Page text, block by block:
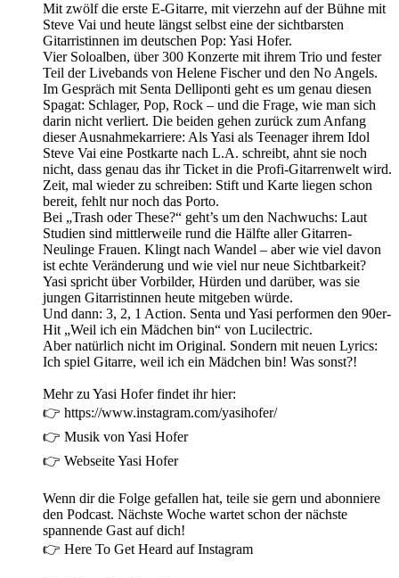
Mit zwölf die erste E-Gitarre, mit vierzehn auf der Bühne mit
Steve Vai und heute längst selbst eine der sichtbarsten
Gitarristinnen im deutschen Pop: Yasi Hofer.
Vier Soloalben, über 300 Konzerte mit ihrem Trio und fester
Teil der Livebands von Helene Fischer und den No Angels.
Im Gespräch mit Senta Delliponti geht es um genau diesen
Spagat: Schlager, Pop, Rock – und die Frage, wie man sich
darin nicht verliert. Die beiden gehen zurück zum Anfang
dieser Ausnahmekarriere: Als Yasi als Teenager ihrem Idol
Steve Vai eine Postkarte nach L.A. schreibt, ahnt sie noch
nicht, dass genau das ihr Ticket in die Profi-Gitarrenwelt wird.
Zeit, mal wieder zu schreiben: Stift und Karte liegen schon
bereit, fehlt nur noch das Porto.
Bei „Trash oder These?“ geht’s um den Nachwuchs: Laut
Studien sind mittlerweile rund die Hälfte aller Gitarren-
Neulinge Frauen. Klingt nach Wandel – aber wie viel davon
ist echte Veränderung und wie viel nur neue Sichtbarkeit?
Yasi spricht über Vorbilder, Hürden und darüber, was sie
jungen Gitarristinnen heute mitgeben würde.
Und dann: 3, 2, 1 Action. Senta und Yasi performen den 90er-
Hit „Weil ich ein Mädchen bin“ von Lucilectric.
Aber natürlich nicht im Original. Sondern mit neuen Lyrics:
Ich spiel Gitarre, weil ich ein Mädchen bin! Was sonst?!
Mehr zu Yasi Hofer findet ihr hier:
👉 https://www.instagram.com/yasihofer/
👉 Musik von Yasi Hofer
👉 Webseite Yasi Hofer
Wenn dir die Folge gefallen hat, teile sie gern und abonniere
den Podcast. Nächste Woche wartet schon der nächste
spannende Gast auf dich!
👉 Here To Get Heard auf Instagram